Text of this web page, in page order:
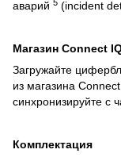
аварий 5 (incident
Магазин Connect
Загружайте
из магазина
синхронизируйте с
Комплектация